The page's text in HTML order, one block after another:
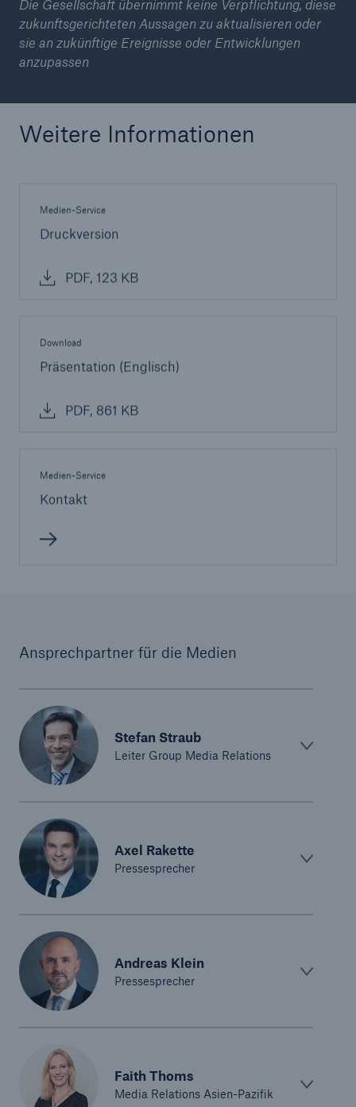
Die Gesellschaft übernimmt keine Verpflichtung, diese
zukunftsgerichteten Aussagen zu aktualisieren oder
sie an zukünftige Ereignisse oder Entwicklungen
anzupassen
Weitere Informationen
Medien-Service
Druckversion
PDF, 123 KB
Download
Präsentation (Englisch)
PDF, 861 KB
Medien-Service
Kontakt
Ansprechpartner für die Medien
Stefan Straub
Leiter Group Media Relations
Axel Rakette
Pressesprecher
Andreas Klein
Pressesprecher
Faith Thoms
Media Relations Asien-Pazifik